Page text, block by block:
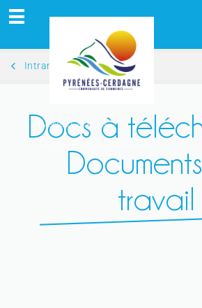
Pyrénées Cerdagne
Intranet
Docs à
travail